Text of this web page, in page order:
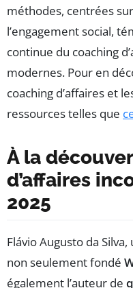
méthodes, centrées
l’engagement social,
continue du coaching
modernes. Pour en
coaching d’affaires et
ressources telles que
À la
d’affaires
2025
Flávio Augusto da
non seulement fondé
également l’auteur de